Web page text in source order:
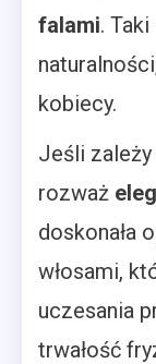
falami.
kobiecy.
Jeśli
rozważ
doskonała
włosami,
uczesania
trwałość